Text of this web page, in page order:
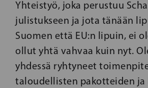
Yhteistyö, joka perustuu
julistukseen ja jota tänään
Suomen että EU:n lipuin, ei
ollut yhtä vahvaa kuin nyt.
yhdessä ryhtyneet
taloudellisten pakotteiden ja